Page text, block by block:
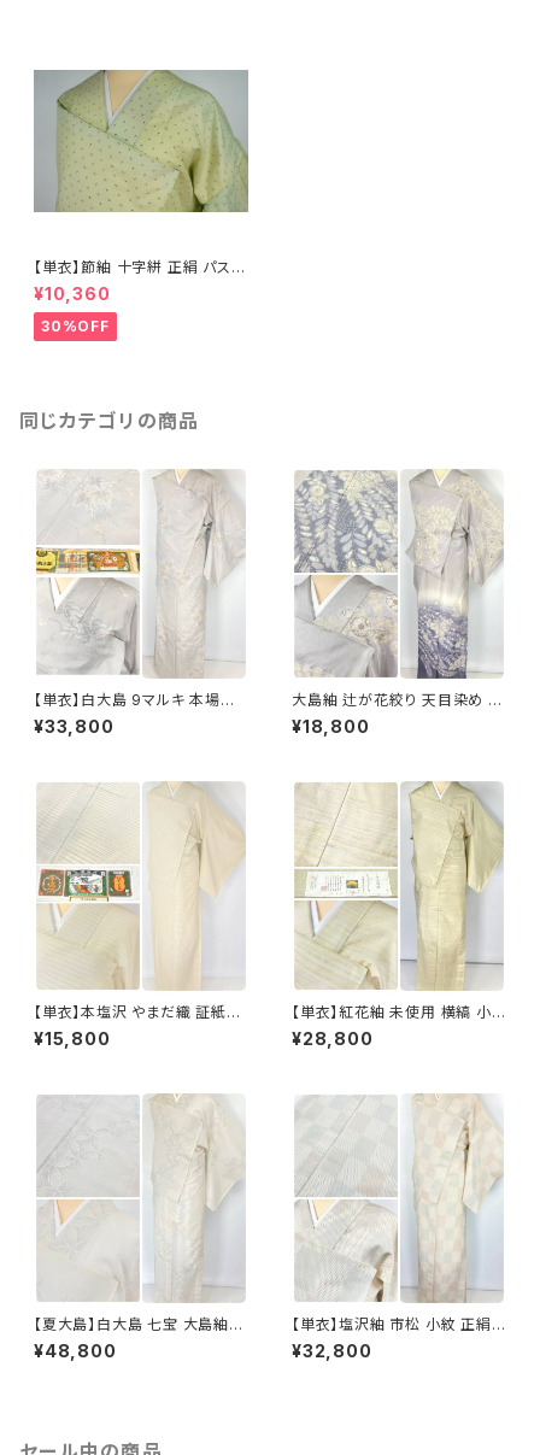
【単衣】節紬 十字絣 正絹 パステ
ルグリーン 黄緑 710
¥10,360
30%OFF
同じカテゴリの商品
【単衣】白大島 9マルキ 本場大
島紬 証紙付き 小紋 正絹 蔦の
葉 白 紫 緑 オフホワイト 1229
¥33,800
大島紬 辻が花絞り 天目染め 訪
問着 本場大島紬 正絹 グレー
水色 紫 1185
¥18,800
【単衣】本塩沢 やまだ織 証紙付
き 横縞 小紋 正絹 クリーム色 1
350
¥15,800
【単衣】紅花紬 未使用 横縞 小
紋 正絹 黄緑 青 ピンク 薄柳 13
22
¥28,800
【夏大島】白大島 七宝 大島紬
紗紬 正絹 小紋 トールサイズ 白
グレー アイボリー 1053
¥48,800
【単衣】塩沢紬 市松 小紋 正絹
白 アイボリー 1033
¥32,800